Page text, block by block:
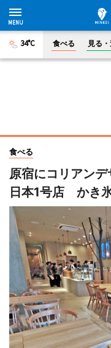
34°C 食べる 見る
食べる
原宿にコリアンデ
日本1号店 かき